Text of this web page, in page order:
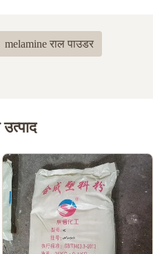
melamine राल पाउडर